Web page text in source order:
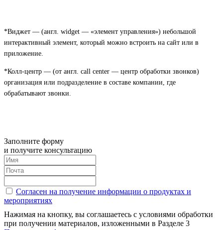
*Виджет — (англ. widget — «элемент управления») небольшой
интерактивный элемент, который можно встроить на сайт или в
приложение.
*Колл-центр — (от англ. call center — центр обработки звонков)
организация или подразделение в составе компании, где
обрабатывают звонки.
Заполните форму
и получите консультацию
Согласен на получение информации о продуктах и
мероприятиях
Нажимая на кнопку, вы соглашаетесь с условиями обработки
при получении материалов, изложенными в Разделе 3